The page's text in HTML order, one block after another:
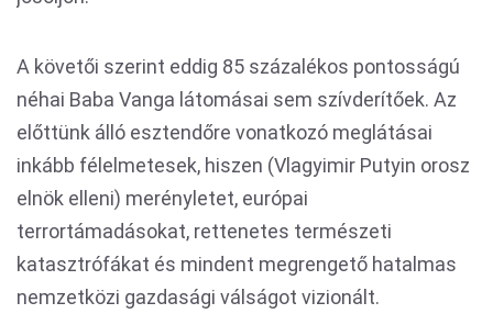
A követői szerint eddig 85 százalékos pontosságú
néhai Baba Vanga látomásai sem szívderítőek. Az
előttünk álló esztendőre vonatkozó meglátásai
inkább félelmetesek, hiszen (Vlagyimir Putyin orosz
elnök elleni) merényletet, európai
terrortámadásokat, rettenetes természeti
katasztrófákat és mindent megrengető hatalmas
nemzetközi gazdasági válságot vizionált.